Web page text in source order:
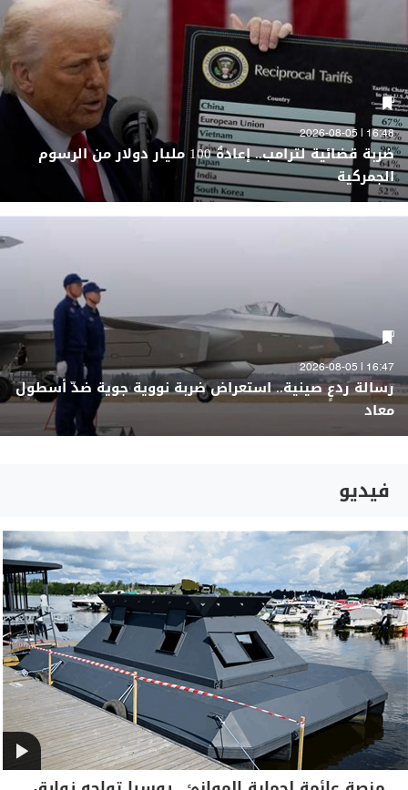
16:48 | 2026-08-05
ضربة قضائية لترامب.. إعادةُ 100 مليار دولار من الرسوم
الجمركية
16:47 | 2026-08-05
رسالة ردعٍ صينية.. استعراض ضربة نووية جوية ضدّ أسطول
معاد
فيديو